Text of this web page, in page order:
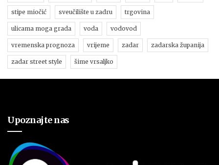
stipe miočić sveučilište u zadru trgovina
ulicama moga grada voda vodovod
vremenska prognoza vrijeme zadar zadarska županija
zadar street style šime vrsaljko
Upoznajte nas